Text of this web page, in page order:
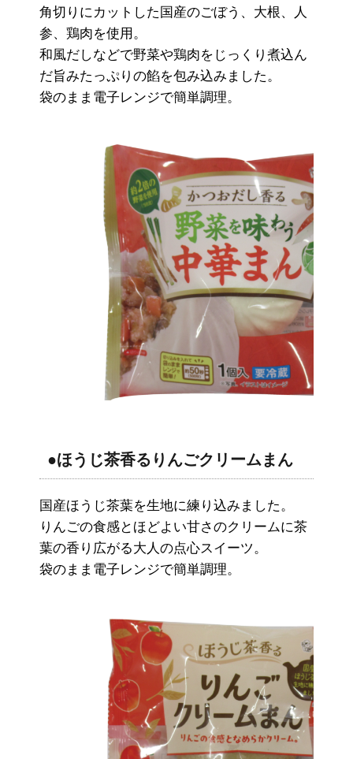
角切りにカットした国産のごぼう、大根、人
参、鶏肉を使用。
和風だしなどで野菜や鶏肉をじっくり煮込ん
だ旨みたっぷりの餡を包み込みました。
袋のまま電子レンジで簡単調理。
●ほうじ茶香るりんごクリームまん
国産ほうじ茶葉を生地に練り込みました。
りんごの食感とほどよい甘さのクリームに茶
葉の香り広がる大人の点心スイーツ。
袋のまま電子レンジで簡単調理。